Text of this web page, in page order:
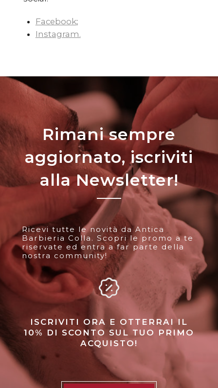
Facebook;
Instagram.
Rimani sempre
aggiornato, iscriviti
alla Newsletter!
Ricevi tutte le novità da Antica
Barbieria Colla. Scopri le promo a te
riservate ed entra a far parte della
nostra community!
ISCRIVITI ORA E OTTERRAI IL
10% DI SCONTO SUL TUO PRIMO
ACQUISTO!